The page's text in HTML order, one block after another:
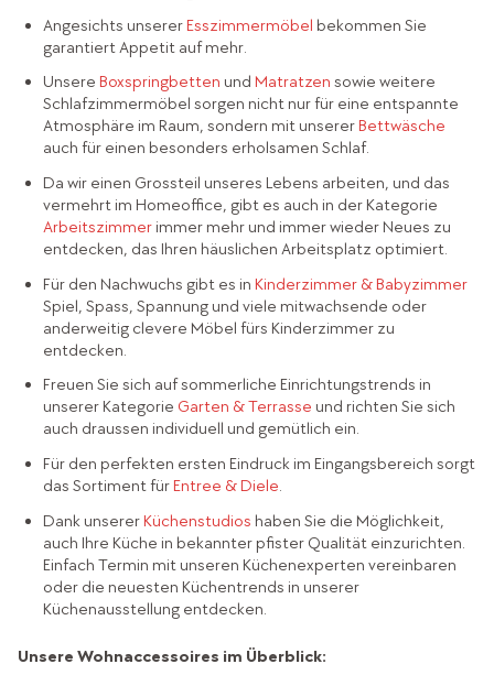
Angesichts unserer Esszimmermöbel bekommen Sie
garantiert Appetit auf mehr.
Unsere Boxspringbetten und Matratzen sowie weitere
Schlafzimmermöbel sorgen nicht nur für eine entspannte
Atmosphäre im Raum, sondern mit unserer Bettwäsche
auch für einen besonders erholsamen Schlaf.
Da wir einen Grossteil unseres Lebens arbeiten, und das
vermehrt im Homeoffice, gibt es auch in der Kategorie
Arbeitszimmer immer mehr und immer wieder Neues zu
entdecken, das Ihren häuslichen Arbeitsplatz optimiert.
Für den Nachwuchs gibt es in Kinderzimmer & Babyzimmer
Spiel, Spass, Spannung und viele mitwachsende oder
anderweitig clevere Möbel fürs Kinderzimmer zu
entdecken.
Freuen Sie sich auf sommerliche Einrichtungstrends in
unserer Kategorie Garten & Terrasse und richten Sie sich
auch draussen individuell und gemütlich ein.
Für den perfekten ersten Eindruck im Eingangsbereich sorgt
das Sortiment für Entree & Diele.
Dank unserer Küchenstudios haben Sie die Möglichkeit,
auch Ihre Küche in bekannter pfister Qualität einzurichten.
Einfach Termin mit unseren Küchenexperten vereinbaren
oder die neuesten Küchentrends in unserer
Küchenausstellung entdecken.
Unsere Wohnaccessoires im Überblick: